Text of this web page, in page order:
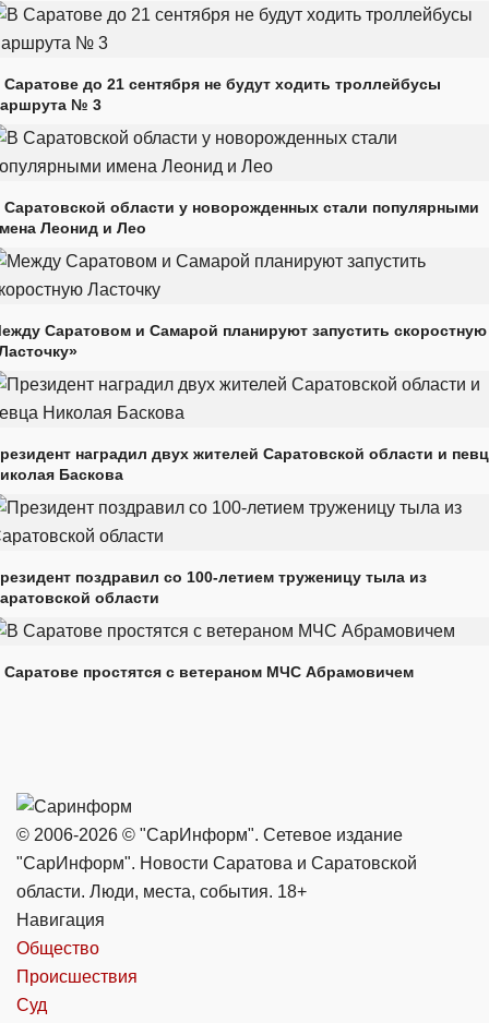
Саратове до 21 сентября не будут ходить троллейбусы
№ 3
Саратовской области у новорожденных стали популярными
Леонид и Лео
Саратовом и Самарой планируют запустить скоростную
наградил двух жителей Саратовской области и
Баскова
поздравил со 100-летием труженицу тыла из
области
Саратове простятся с ветераном МЧС Абрамовичем
© 2006-2026 © "СарИнформ". Сетевое издание
"СарИнформ". Новости Саратова и Саратовской
области. Люди, места, события. 18+
Навигация
Общество
Происшествия
Суд